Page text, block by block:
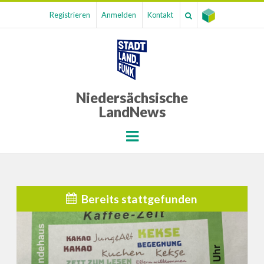
Registrieren Anmelden Kontakt
Niedersächsische
LandNews
Menu
Bereits stattgefunden